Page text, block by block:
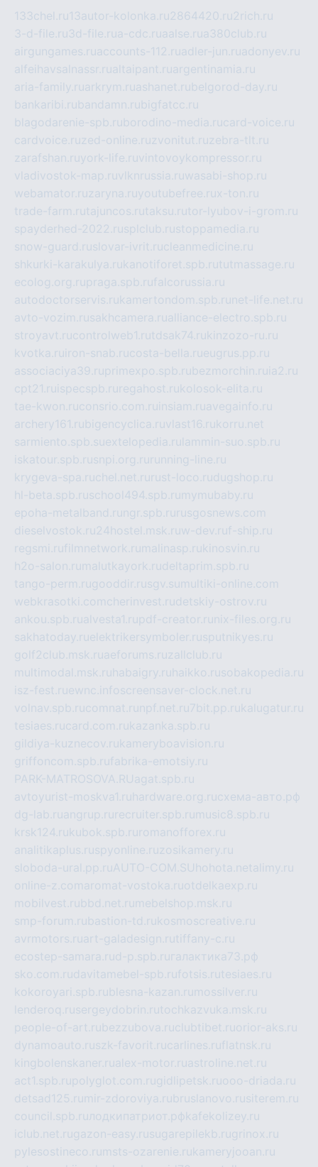
133chel.ru13autor-kolonka.ru2864420.ru2rich.ru
3-d-file.ru3d-file.rua-cdc.ruaalse.rua380club.ru
airgungames.ruaccounts-112.ruadler-jun.ruadonyev.ru
alfeihavsalnassr.rualtaipant.ruargentinamia.ru
aria-family.ruarkrym.ruashanet.rubelgorod-day.ru
bankaribi.rubandamn.rubigfatcc.ru
blagodarenie-spb.ruborodino-media.rucard-voice.ru
cardvoice.ruzed-online.ruzvonitut.ruzebra-tlt.ru
zarafshan.ruyork-life.ruvintovoykompressor.ru
vladivostok-map.ruvlknrussia.ruwasabi-shop.ru
webamator.ruzaryna.ruyoutubefree.rux-ton.ru
trade-farm.rutajuncos.rutaksu.rutor-lyubov-i-grom.ru
spayderhed-2022.rusplclub.rustoppamedia.ru
snow-guard.ruslovar-ivrit.rucleanmedicine.ru
shkurki-karakulya.rukanotiforet.spb.rututmassage.ru
ecolog.org.rupraga.spb.rufalcorussia.ru
autodoctorservis.rukamertondom.spb.ru net-life.net.ru
avto-vozim.rusakhcamera.rualliance-electro.spb.ru
stroyavt.rucontrolweb1.rutdsak74.rukinzozo-ru.ru
kvotka.ru iron-snab.rucosta-bella.rueugrus.pp.ru
associaciya39.ruprimexpo.spb.rubezmorchin.ru ia2.ru
cpt21.ru ispecspb.ru regahost.rukolosok-elita.ru
tae-kwon.ruconsrio.com.ru insiam.ruavegainfo.ru
archery161.rubigencyclica.ruvlast16.rukorru.net
sarmiento.spb.suextelopedia.ru lammin-suo.spb.ru
iskatour.spb.rusnpi.org.ru running-line.ru
krygeva-spa.ruchel.net.ru rust-loco.rudugshop.ru
hl-beta.spb.ruschool494.spb.ru mymubaby.ru
epoha-metalband.ru ngr.spb.ru rusgosnews.com
dieselvostok.ru24hostel.msk.ruw-dev.ruf-ship.ru
regsmi.rufilmnetwork.ru malinasp.rukinosvin.ru
h2o-salon.ru malutkayork.rudeltaprim.spb.ru
tango-perm.rugooddir.rusgv.su multiki-online.com
webkrasotki.comcherinvest.rudetskiy-ostrov.ru
ankou.spb.rualvesta1.rupdf-creator.ru nix-files.org.ru
sakhatoday.ruelektrikersymboler.rusputnikyes.ru
golf2club.msk.ruaeforums.ruzallclub.ru
multimodal.msk.ru habaigry.ru haikko.rusobakopedia.ru
isz-fest.ruewnc.infoscreensaver-clock.net.ru
volnav.spb.rucomnat.ru npf.net.ru7bit.pp.rukalugatur.ru
tesiaes.rucard.com.rukazanka.spb.ru
gildiya-kuznecov.rukameryboavision.ru
griffoncom.spb.rufabrika-emotsiy.ru
PARK-MATROSOVA.RUagat.spb.ru
avtoyurist-moskva1.ru hardware.org.ruсхема-авто.рф
dg-lab.ruangrup.ru recruiter.spb.ru music8.spb.ru
krsk124.rukubok.spb.ru romanofforex.ru
analitikaplus.ruspyonline.ruzosikamery.ru
sloboda-ural.pp.ruAUTO-COM.SU hohota.netalimy.ru
online-z.comaromat-vostoka.ruotdelkaexp.ru
mobilvest.rubbd.net.ru mebelshop.msk.ru
smp-forum.rubastion-td.rukosmoscreative.ru
avrmotors.ruart-galadesign.rutiffany-c.ru
ecostep-samara.rud-p.spb.ru галактика73.рф
sko.com.rudavitamebel-spb.rufotsis.rutesiaes.ru
kokoroyari.spb.rublesna-kazan.ru mossilver.ru
lenderoq.rusergeydobrin.rutochkazvuka.msk.ru
people-of-art.rubezzubova.ruclubtibet.ruorior-aks.ru
dynamoauto.ruszk-favorit.rucarlines.ruflatnsk.ru
kingbolenskaner.rualex-motor.ruastroline.net.ru
act1.spb.rupolyglot.com.rugidlipetsk.ruooo-driada.ru
detsad125.ru mir-zdoroviya.rubruslanovo.rusiterem.ru
council.spb.ruлодкипатриот.рфkafekolizey.ru
iclub.net.rugazon-easy.rusugarepilekb.rugrinox.ru
pylesostineco.ru msts-ozarenie.rukameryjooan.ru